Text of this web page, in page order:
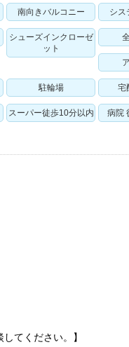
南向きバルコニー シス
シューズインクローゼ
ット
駐輪場 宅
スーパー徒歩10分以内 病院
てください。】